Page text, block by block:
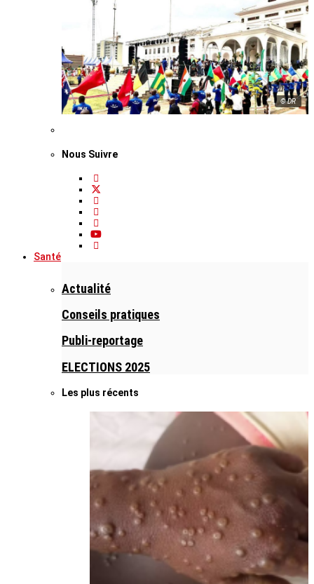
© DR
Nous Suivre
Santé
Actualité
Conseils pratiques
Publi-reportage
ELECTIONS 2025
Les plus récents